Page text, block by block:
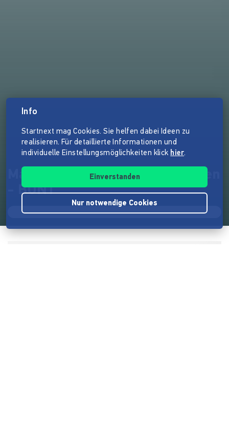
Marten Threepwood & Das Leben
- BUNT
Info
Startnext mag Cookies. Sie helfen dabei Ideen zu
realisieren. Für detaillierte Informationen und
individuelle Einstellungsmöglichkeiten klick hier.
Einverstanden
Nur notwendige Cookies